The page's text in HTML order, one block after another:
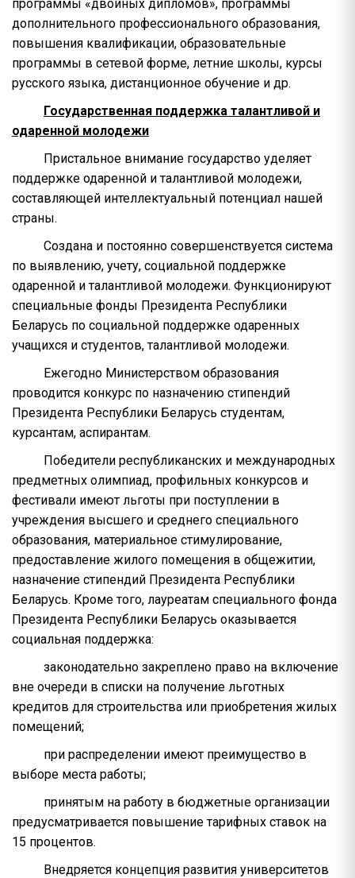
программы «двойных дипломов», программы
дополнительного профессионального образования,
повышения квалификации, образовательные
программы в сетевой форме, летние школы, курсы
русского языка, дистанционное обучение и др.
Государственная поддержка талантливой и
одаренной молодежи
Пристальное внимание государство уделяет
поддержке одаренной и талантливой молодежи,
составляющей интеллектуальный потенциал нашей
страны.
Создана и постоянно совершенствуется система
по выявлению, учету, социальной поддержке
одаренной и талантливой молодежи. Функционируют
специальные фонды Президента Республики
Беларусь по социальной поддержке одаренных
учащихся и студентов, талантливой молодежи.
Ежегодно Министерством образования
проводится конкурс по назначению стипендий
Президента Республики Беларусь студентам,
курсантам, аспирантам.
Победители республиканских и международных
предметных олимпиад, профильных конкурсов и
фестивали имеют льготы при поступлении в
учреждения высшего и среднего специального
образования, материальное стимулирование,
предоставление жилого помещения в общежитии,
назначение стипендий Президента Республики
Беларусь. Кроме того, лауреатам специального фонда
Президента Республики Беларусь оказывается
социальная поддержка:
законодательно закреплено право на включение
вне очереди в списки на получение льготных
кредитов для строительства или приобретения жилых
помещений;
при распределении имеют преимущество в
выборе места работы;
принятым на работу в бюджетные организации
предусматривается повышение тарифных ставок на
15 процентов.
Внедряется концепция развития университетов